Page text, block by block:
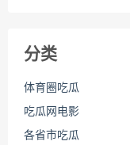
分类
体育圈吃瓜
吃瓜网电影
各省市吃瓜